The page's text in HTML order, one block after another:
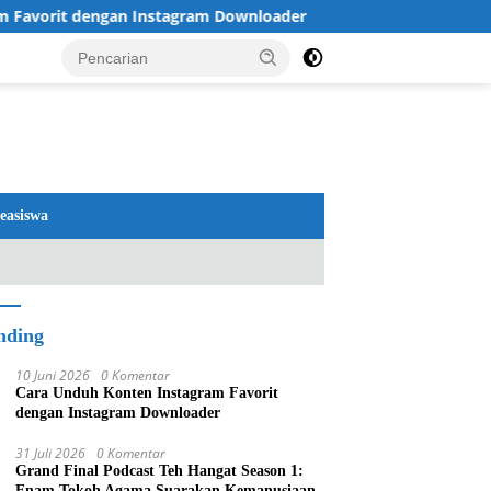
Instagram Downloader Review TV LG 2026: OLED
10 Juni 2026 0 Komentar
Cara Unduh Konten Instagram Favorit
dengan Instagram Downloader
31 Juli 2026 0 Komentar
Grand Final Podcast Teh Hangat Season 1: